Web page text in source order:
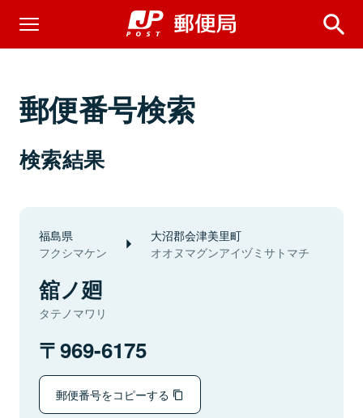
郵便番号検索
検索結果
福島県
フクシマケン
大沼郡会津美里町
オオヌマグンアイヅミサトマチ
舘ノ廻
タテノマワリ
969-6175
郵便番号をコピーする